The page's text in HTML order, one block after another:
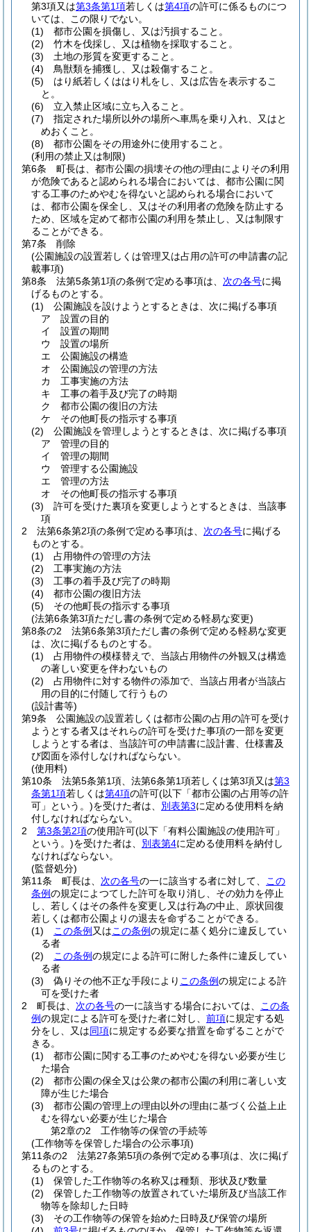
第3項又は第3条第1項若しくは第4項の許可に係るものにつ
いては、この限りでない。
(1)
都市公園を損傷し、又は汚損すること。
(2)
竹木を伐採し、又は植物を採取すること。
(3)
土地の形質を変更すること。
(4)
鳥獣類を捕獲し、又は殺傷すること。
(5)
はり紙若しくははり札をし、又は広告を表示するこ
と。
(6)
立入禁止区域に立ち入ること。
(7)
指定された場所以外の場所へ車馬を乗り入れ、又はと
めおくこと。
(8)
都市公園をその用途外に使用すること。
(利用の禁止又は制限)
第6条
町長は、都市公園の損壊その他の理由によりその利用
が危険であると認められる場合においては、都市公園に関
する工事のためやむを得ないと認められる場合において
は、都市公園を保全し、又はその利用者の危険を防止する
ため、区域を定めて都市公園の利用を禁止し、又は制限す
ることができる。
第7条
削除
(公園施設の設置若しくは管理又は占用の許可の申請書の記
載事項)
第8条
法第5条第1項の条例で定める事項は、 次の各号に掲
げるものとする。
(1)
公園施設を設けようとするときは、次に掲げる事項
ア
設置の目的
イ
設置の期間
ウ
設置の場所
エ
公園施設の構造
オ
公園施設の管理の方法
カ
工事実施の方法
キ
工事の着手及び完了の時期
ク
都市公園の復旧の方法
ケ
その他町長の指示する事項
(2)
公園施設を管理しようとするときは、次に掲げる事項
ア
管理の目的
イ
管理の期間
ウ
管理する公園施設
エ
管理の方法
オ
その他町長の指示する事項
(3)
許可を受けた裏項を変更しようとするときは、当該事
項
2
法第6条第2項の条例で定める事項は、 次の各号に掲げる
ものとする。
(1)
占用物件の管理の方法
(2)
工事実施の方法
(3)
工事の着手及び完了の時期
(4)
都市公園の復旧方法
(5)
その他町長の指示する事項
(法第6条第3項ただし書の条例で定める軽易な変更)
第8条の2
法第6条第3項ただし書の条例で定める軽易な変更
は、次に掲げるものとする。
(1)
占用物件の模様替えで、当該占用物件の外観又は構造
の著しい変更を伴わないもの
(2)
占用物件に対する物件の添加で、当該占用者が当該占
用の目的に付随して行うもの
(設計書等)
第9条
公園施設の設置若しくは都市公園の占用の許可を受け
ようとする者又はそれらの許可を受けた事項の一部を変更
しようとする者は、当該許可の申請書に設計書、仕様書及
び図面を添付しなければならない。
(使用料)
第10条
法第5条第1項、法第6条第1項若しくは第3項又は第3
条第1項若しくは第4項の許可(以下「都市公園の占用等の許
可」という。)を受けた者は、 別表第3に定める使用料を納
付しなければならない。
2
第3条第2項の使用許可(以下「有料公園施設の使用許可」
という。)を受けた者は、 別表第4に定める使用料を納付し
なければならない。
(監督処分)
第11条
町長は、 次の各号の一に該当する者に対して、
この
条例の規定によつてした許可を取り消し、その効力を停止
し、若しくはその条件を変更し又は行為の中止、原状回復
若しくは都市公園よりの退去を命ずることができる。
(1)
この条例 又はこの条例の規定に基く処分に違反してい
る者
(2)
この条例の規定による許可に附した条件に違反してい
る者
(3)
偽りその他不正な手段により この条例の規定による許
可を受けた者
2
町長は、 次の各号の一に該当する場合においては、
この条
例の規定による許可を受けた者に対し、 前項に規定する処
分をし、又は同項に規定する必要な措置を命ずることがで
きる。
(1)
都市公園に関する工事のためやむを得ない必要が生じ
た場合
(2)
都市公園の保全又は公衆の都市公園の利用に著しい支
障が生じた場合
(3)
都市公園の管理上の理由以外の理由に基づく公益上止
むを得ない必要が生じた場合
第2章の2
工作物等の保管の手続等
(工作物等を保管した場合の公示事項)
第11条の2
法第27条第5項の条例で定める事項は、次に掲げ
るものとする。
(1)
保管した工作物等の名称又は種類、形状及び数量
(2)
保管した工作物等の放置されていた場所及び当該工作
物等を除却した日時
(3)
その工作物等の保管を始めた日時及び保管の場所